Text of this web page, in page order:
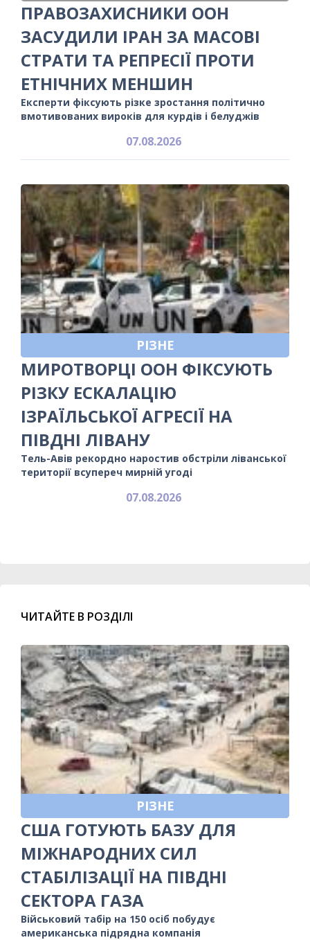
ПРАВОЗАХИСНИКИ ООН
ЗАСУДИЛИ ІРАН ЗА МАСОВІ
СТРАТИ ТА РЕПРЕСІЇ ПРОТИ
ЕТНІЧНИХ МЕНШИН
Експерти фіксують різке зростання політично
вмотивованих вироків для курдів і белуджів
07.08.2026
РІЗНЕ
МИРОТВОРЦІ ООН ФІКСУЮТЬ
РІЗКУ ЕСКАЛАЦІЮ
ІЗРАЇЛЬСЬКОЇ АГРЕСІЇ НА
ПІВДНІ ЛІВАНУ
Тель-Авів рекордно наростив обстріли ліванської
території всупереч мирній угоді
07.08.2026
ЧИТАЙТЕ В РОЗДІЛІ
РІЗНЕ
США ГОТУЮТЬ БАЗУ ДЛЯ
МІЖНАРОДНИХ СИЛ
СТАБІЛІЗАЦІЇ НА ПІВДНІ
СЕКТОРА ГАЗА
Військовий табір на 150 осіб побудує
американська підрядна компанія